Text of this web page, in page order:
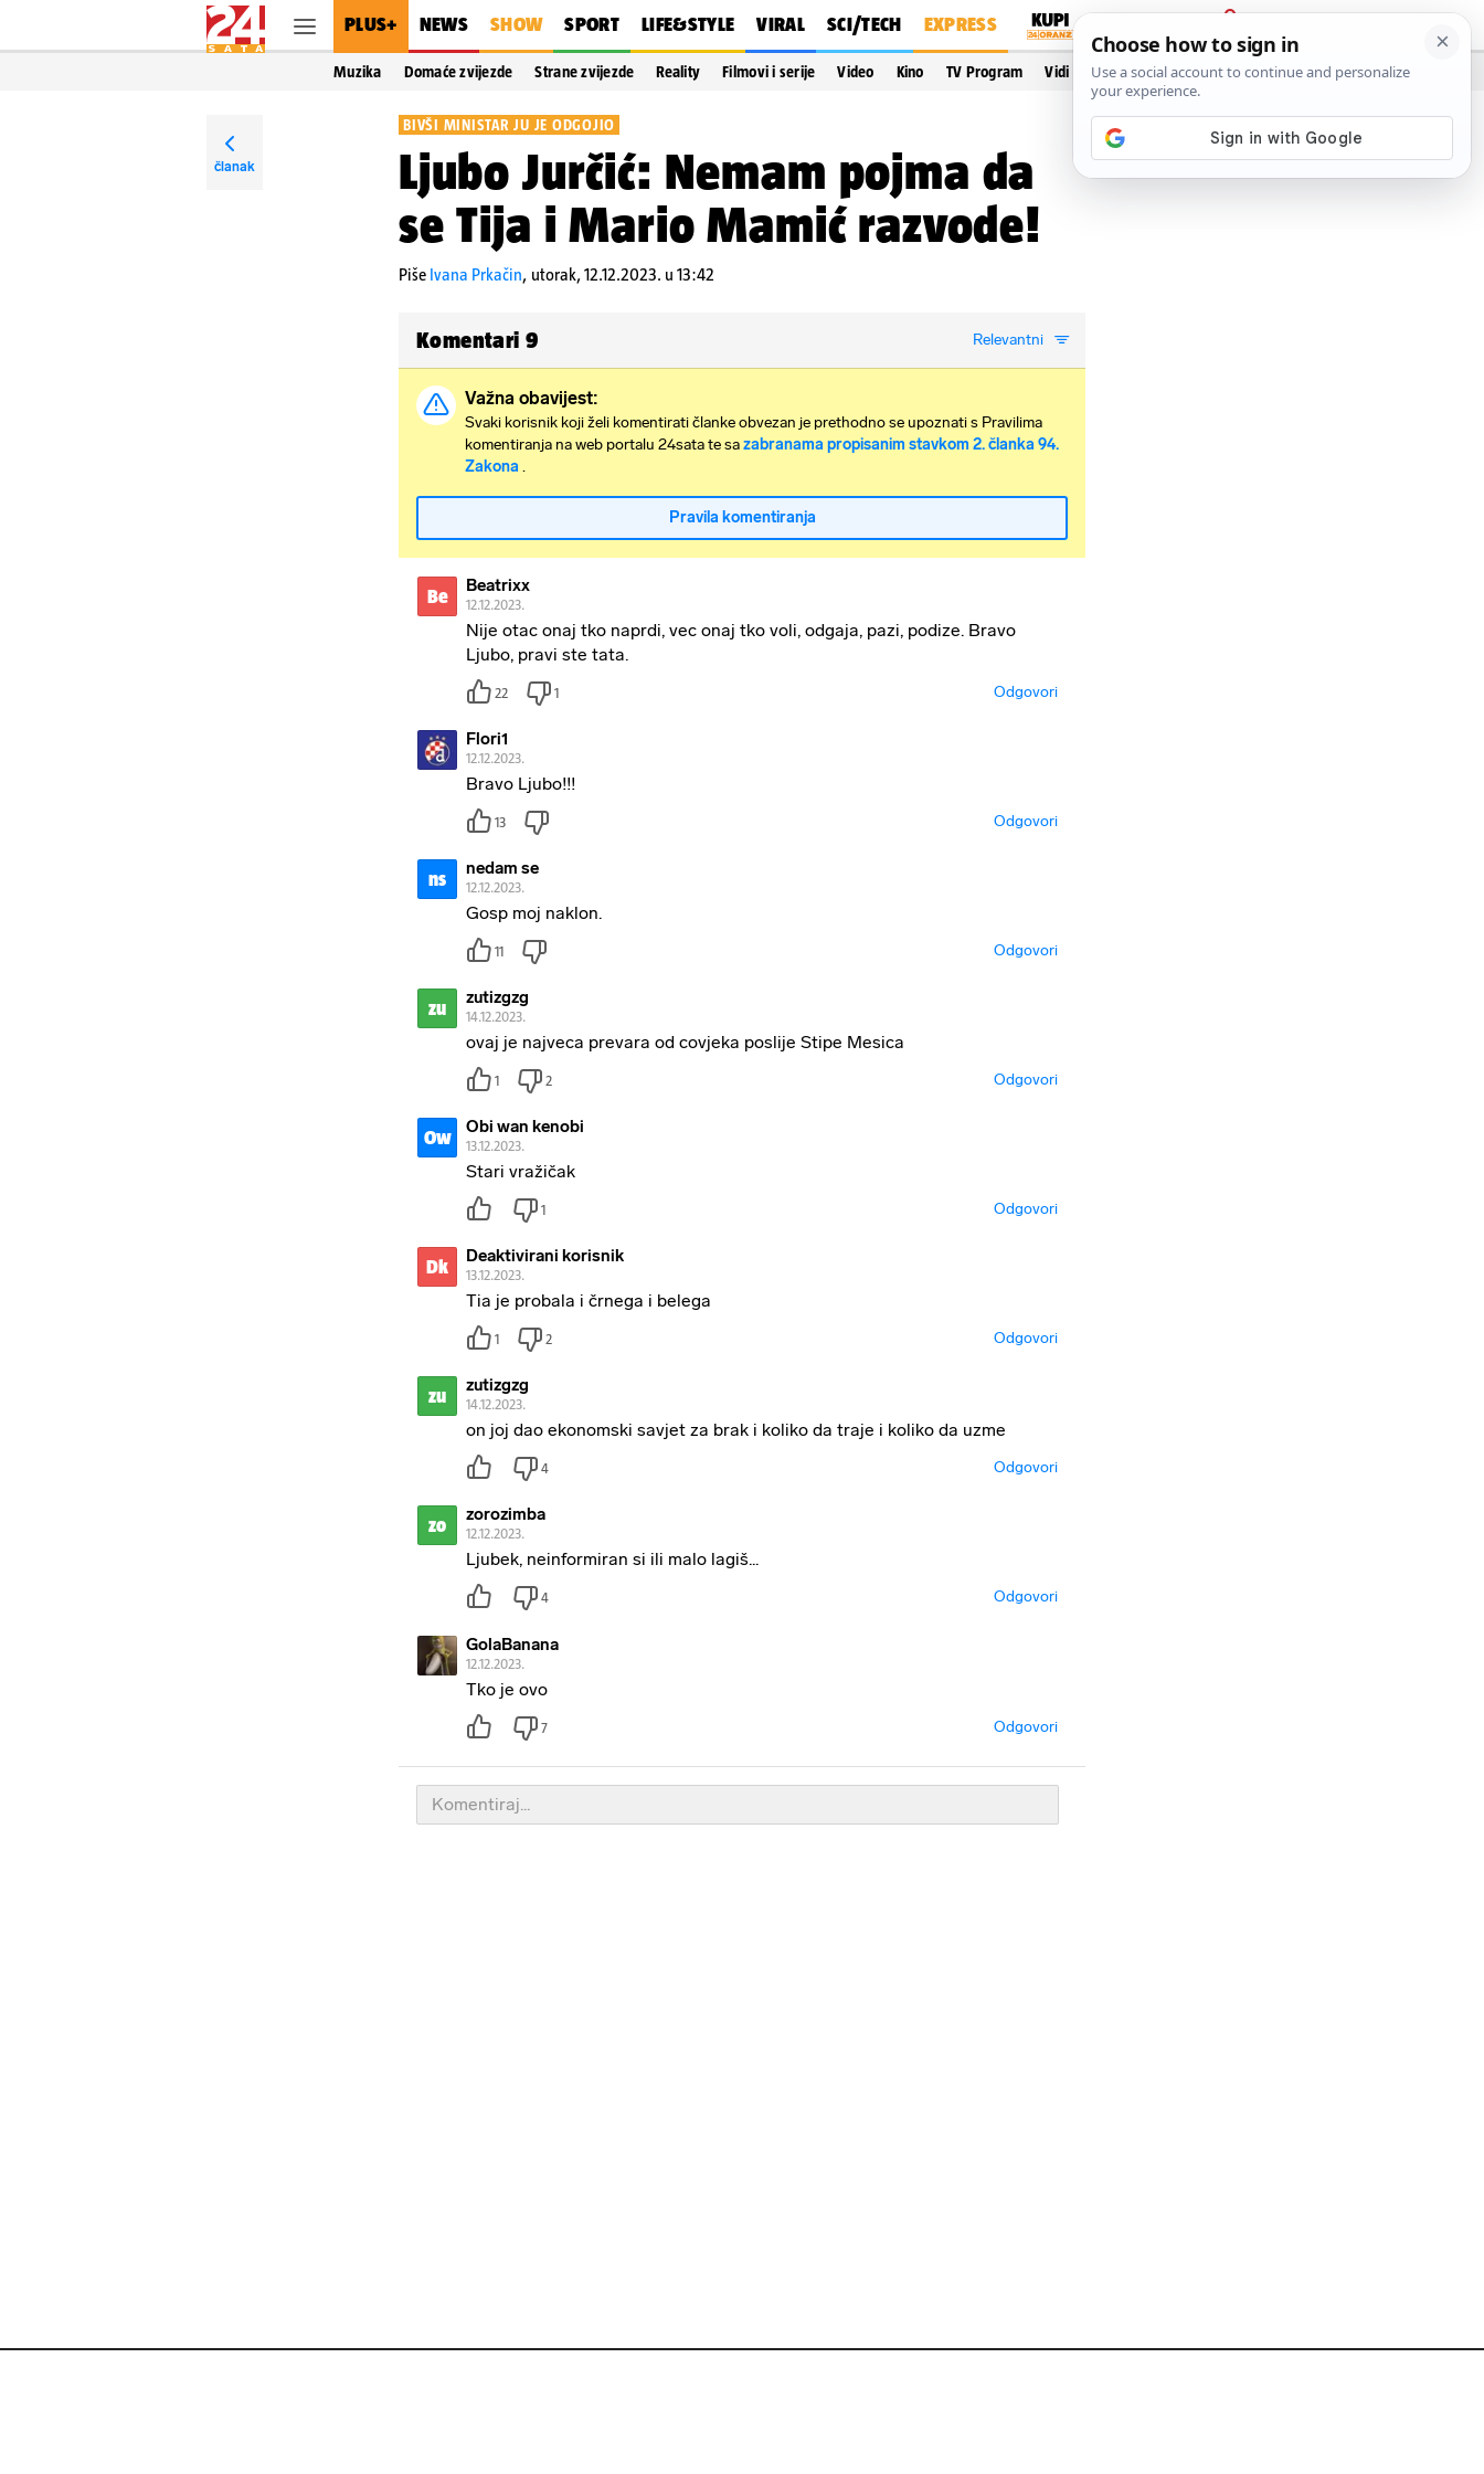
PLUS+ NEWS SHOW SPORT LIFE&STYLE VIRAL SCI/TECH EXPRESS
PRIJAVA
Muzika Domaće zvijezde Strane zvijezde Reality Filmovi i serije Video Kino TV Program Vidi još…
članak
BIVŠI MINISTAR JU JE ODGOJIO
Ljubo Jurčić: Nemam pojma da
se Tija i Mario Mamić razvode!
Piše Ivana Prkačin, utorak, 12.12.2023. u 13:42
Komentari 9 Relevantni
Važna obavijest:
Svaki korisnik koji želi komentirati članke obvezan je prethodno se upoznati s Pravilima
komentiranja na web portalu 24sata te sazabranama propisanim stavkom 2. članka 94.
Zakona .
Pravila komentiranja
Be Beatrixx
12.12.2023.
Nije otac onaj tko naprdi, vec onaj tko voli, odgaja, pazi, podize. Bravo
Ljubo, pravi ste tata.
22 1 Odgovori
Flori1
12.12.2023.
Bravo Ljubo!!!
13 Odgovori
ns nedam se
12.12.2023.
Gosp moj naklon.
11 Odgovori
zu zutizgzg
14.12.2023.
ovaj je najveca prevara od covjeka poslije Stipe Mesica
1 2 Odgovori
Ow Obi wan kenobi
13.12.2023.
Stari vražičak
1 Odgovori
Dk Deaktivirani korisnik
13.12.2023.
Tia je probala i črnega i belega
1 2 Odgovori
zu zutizgzg
14.12.2023.
on joj dao ekonomski savjet za brak i koliko da traje i koliko da uzme
4 Odgovori
zo zorozimba
12.12.2023.
Ljubek, neinformiran si ili malo lagiš...
4 Odgovori
GolaBanana
12.12.2023.
Tko je ovo
7 Odgovori